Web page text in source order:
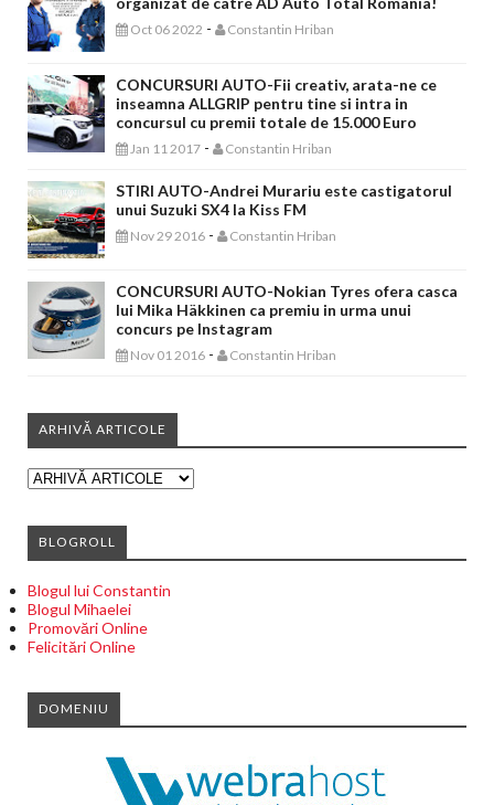
Oct 06 2022 - Constantin Hriban
CONCURSURI AUTO-Fii creativ, arata-ne ce
inseamna ALLGRIP pentru tine si intra in
concursul cu premii totale de 15.000 Euro
Jan 11 2017 - Constantin Hriban
STIRI AUTO-Andrei Murariu este castigatorul
unui Suzuki SX4 la Kiss FM
Nov 29 2016 - Constantin Hriban
CONCURSURI AUTO-Nokian Tyres ofera casca
lui Mika Häkkinen ca premiu in urma unui
concurs pe Instagram
Nov 01 2016 - Constantin Hriban
ARHIVĂ ARTICOLE
BLOGROLL
Blogul lui Constantin
Blogul Mihaelei
Promovări Online
Felicitări Online
DOMENIU